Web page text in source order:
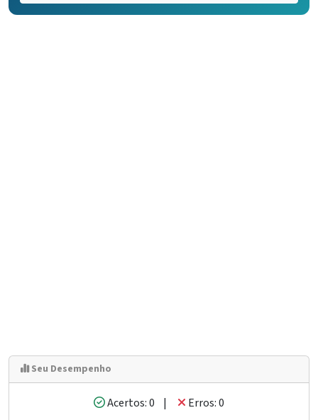
Seu Desempenho
Acertos: 0 | Erros: 0